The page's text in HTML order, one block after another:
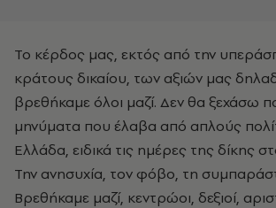
Το κέρδος μας, εκτός από την
κράτους δικαίου, των αξιών μας
βρεθήκαμε όλοι μαζί. Δεν θα ξεχάσω
μηνύματα που έλαβα από απλούς
Ελλάδα, ειδικά τις ημέρες της δίκης
Την ανησυχία, τον φόβο, τη
Βρεθήκαμε μαζί, κεντρώοι, δεξιοί,